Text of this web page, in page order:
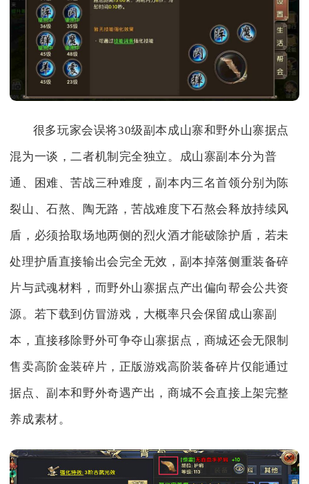
很多玩家会误将30级副本成山寨和野外山寨据点
混为一谈，二者机制完全独立。成山寨副本分为普
通、困难、苦战三种难度，副本内三名首领分别为陈
裂山、石熬、陶无路，苦战难度下石熬会释放持续风
盾，必须拾取场地两侧的烈火酒才能破除护盾，若未
处理护盾直接输出会完全无效，副本掉落侧重装备碎
片与武魂材料，而野外山寨据点产出偏向帮会公共资
源。若下载到仿冒游戏，大概率只会保留成山寨副
本，直接移除野外可争夺山寨据点，商城还会无限制
售卖高阶金装碎片，正版游戏高阶装备碎片仅能通过
据点、副本和野外奇遇产出，商城不会直接上架完整
养成素材。